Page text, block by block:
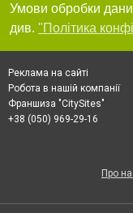
Умови обробки
див. "Політика
Реклама на сайті
Робота в нашій компанії
Франшиза "CitySites"
+38 (050) 969-29-16
Про